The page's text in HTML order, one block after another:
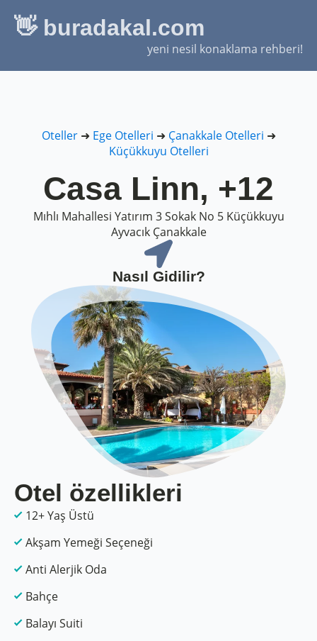
👋 buradakal.com
yeni nesil konaklama rehberi!
Oteller➜ Ege Otelleri ➜ Çanakkale Otelleri ➜
Küçükkuyu Otelleri
Casa Linn, +12
Mıhlı Mahallesi Yatırım 3 Sokak No 5 Küçükkuyu
Ayvacık Çanakkale
Nasıl Gidilir?
Otel özellikleri
12+ Yaş Üstü
Akşam Yemeği Seçeneği
Anti Alerjik Oda
Bahçe
Balayı Suiti